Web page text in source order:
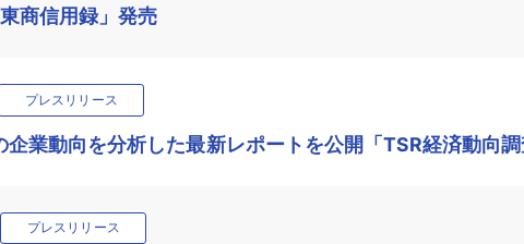
商信用録」発売
プレスリリース
企業動向を分析した最新レポートを公開「TSR経済動向
プレスリリース